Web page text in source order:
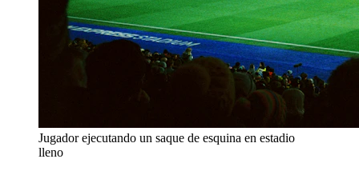
Jugador ejecutando un saque de esquina en estadio
lleno